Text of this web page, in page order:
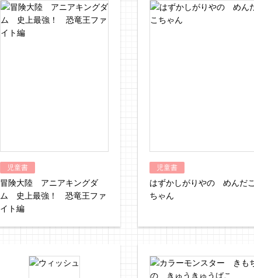
児童書
冒険大陸 アニアキングダ
ム 史上最強！ 恐竜王ファ
イト編
児童書
はずかしがりやの めんだこ
ちゃん